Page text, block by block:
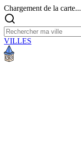
Chargement de la carte...
VILLES